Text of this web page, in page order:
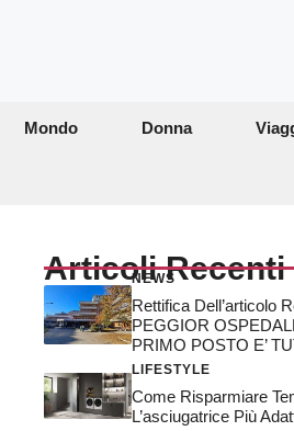
Mondo Donna
Articoli Recenti
NEWS
Rettifica Dell’articolo
PEGGIOR
PRIMO POSTO E’
LIFESTYLE
Come Risparmiare
L’asciugatrice Più